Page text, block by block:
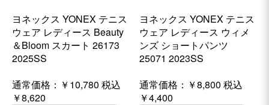
ヨネックス YONEX テニス
ウェア レディース Beauty
＆Bloom スカート 26173
2025SS
通常価格： ￥10,780 税込
￥8,620
ヨネックス YONEX テニス
ウェア レディース ウィメ
ンズ ショートパンツ
25071 2023SS
通常価格： ￥8,800 税込
￥4,400